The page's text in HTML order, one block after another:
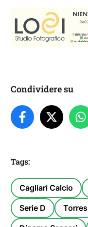
Condividere su
Tags:
Cagliari Calcio
Serie D Torres